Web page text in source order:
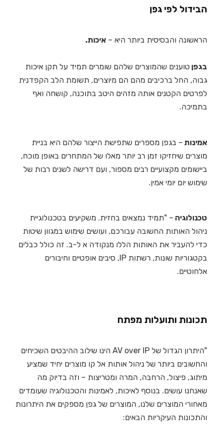
הבידול לפי גפן
הראשונה והבסיסית ביותר היא – איכות.
בגפן טוענים שהמוצרים שלהם שומרים תמיד על תקן איכות
גבוה, החל ברכיבים מהם הם מיוצרים, תשומת הלב הקפדנית
לפרטים הקטנים אותה מזהים היטב בתוכנה, קושחה ואף
בתמיכה.
אמינות – בגפן מספרים שתפישת הייצור שלהם היא בניית
מוצרים שיחזיקו זמן רב יותר מאלו של המתחרים באופן מוכח,
ביישומים מקצועיים רבים מספור, ועם דרישה לשנים רבות של
שימוש יום יומי אמין.
טכנולוגיה – "תמיד נמצאים בחזית. משקיעים בטכנולוגיית
ניהול האותות החשובה עבורכם, ועושים שימוש במגוון שיטות
כדי להעביר את האותות הללו מנקודה א ל-ב. זה כולל כבלים
בקטגוריות שונות, רשתות IP, סיבים אופטיים וחיבורים
אלחוטיים.
תכונות ותועלות מפתח
"היתרון הגדול של AV over IP הינו שילוב ההיבטים השכיחים
והחשובים ביותר של ניהול אותות אל קו מוצרים יחיד שמציע
מיתוג, פיצול, הרחבה, המרה ומטריצות – וזה בדיוק מה
שאנחנו עושים. בנוסף לאיכות, לאמינות והטכנולוגיה שעומדים
מאחורי המוצרים שלנו, המוצרים של גפן מספקים את היתרונות
והתכונות העיקריות הבאים: